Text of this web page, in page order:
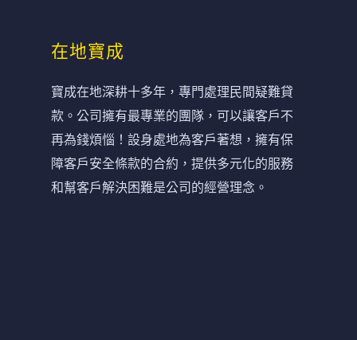
在地寶成
寶成在地深耕十多年，專門處理民間疑難貸
款。公司擁有最專業的團隊，可以讓客戶不
再為錢煩惱！設身處地為客戶著想，擁有保
障客戶安全條款的合約，提供多元化的服務
和幫客戶解決困難是公司的經營理念。